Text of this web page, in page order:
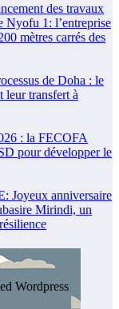
des travaux
Nyofu 1: l’entreprise
mètres carrés des
de Doha : le
leur transfert à
: la FECOFA
pour développer le
Joyeux anniversaire
Mirindi, un
Wordpress